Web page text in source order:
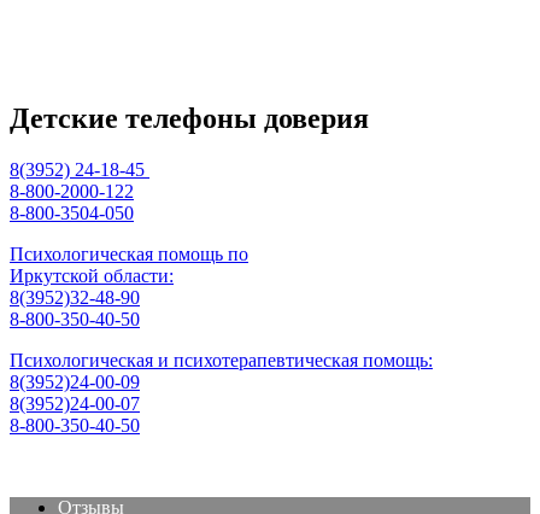
Детские телефоны доверия
8(3952) 24-18-45
8-800-2000-122
8-800-3504-050
Психологическая помощь по
Иркутской области:
8(3952)32-48-90
8-800-350-40-50
Психологическая и психотерапевтическая помощь:
8(3952)24-00-09
8(3952)24-00-07
8-800-350-40-50
Отзывы